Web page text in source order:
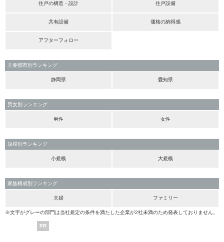
住戸の構造・設計 住戸設備
共有設備 価格の納得感
アフターフォロー
主要都市別ランキング
静岡県 愛知県
男女別ランキング
男性 女性
規模別ランキング
小規模 大規模
家族構成別ランキング
夫婦 ファミリー
※文字がグレーの部門は当社規定の条件を満たした企業が2社未満のため発表しておりません。
PR